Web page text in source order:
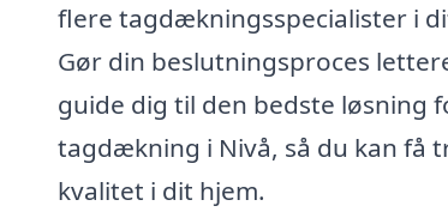
flere tagdækningsspecialister i
Gør din beslutningsproces
guide dig til den bedste løsning
tagdækning i Nivå, så du kan få
kvalitet i dit hjem.